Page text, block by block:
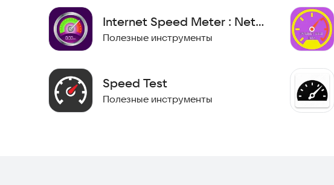
Internet Speed Meter : Net
Speed Test
Полезные инструменты
Speed Test
Полезные инструменты